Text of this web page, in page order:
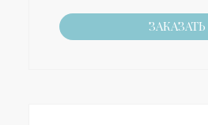
ЗАКАЗАТЬ